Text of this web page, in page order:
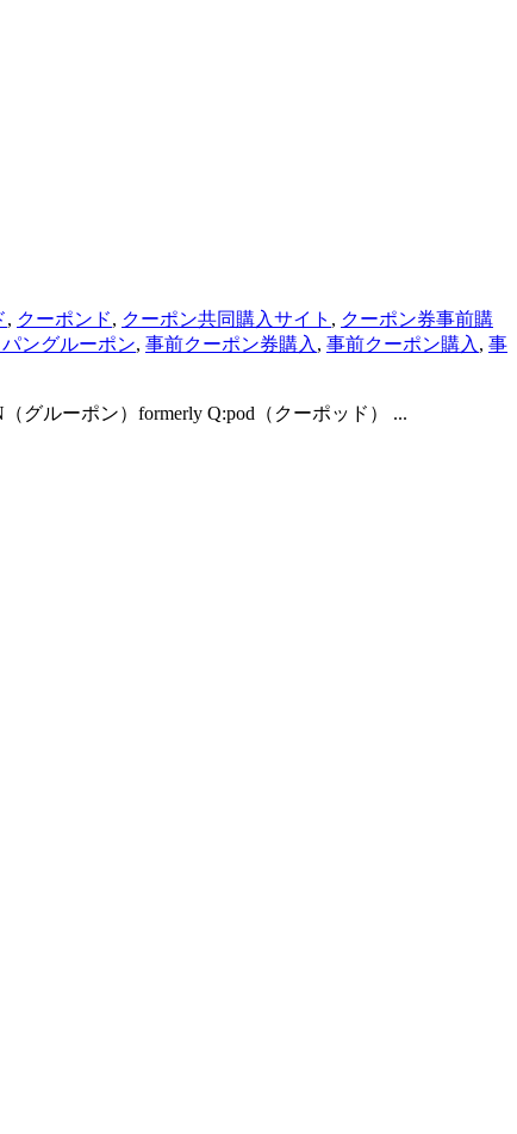
, クーポンド, クーポン共同購入サイト , クーポン券事前購
パングルーポン, 事前クーポン券購入 , 事前クーポン購入 , 事
グルーポン）formerly Q:pod（クーポッド） ...